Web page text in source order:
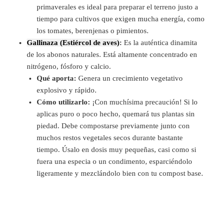
primaverales es ideal para preparar el terreno justo a
tiempo para cultivos que exigen mucha energía, como
los tomates, berenjenas o pimientos.
Gallinaza (Estiércol de aves): Es la auténtica dinamita
de los abonos naturales. Está altamente concentrado en
nitrógeno, fósforo y calcio.
Qué aporta: Genera un crecimiento vegetativo
explosivo y rápido.
Cómo utilizarlo: ¡Con muchísima precaución! Si lo
aplicas puro o poco hecho, quemará tus plantas sin
piedad. Debe compostarse previamente junto con
muchos restos vegetales secos durante bastante
tiempo. Úsalo en dosis muy pequeñas, casi como si
fuera una especia o un condimento, esparciéndolo
ligeramente y mezclándolo bien con tu compost base.